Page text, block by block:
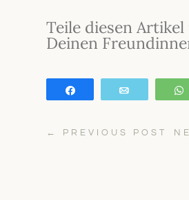
Teile diesen
Deinen
← PREVIOUS POST